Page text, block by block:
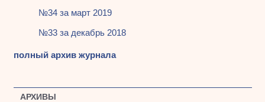
№34 за март 2019
№33 за декабрь 2018
полный архив журнала
АРХИВЫ